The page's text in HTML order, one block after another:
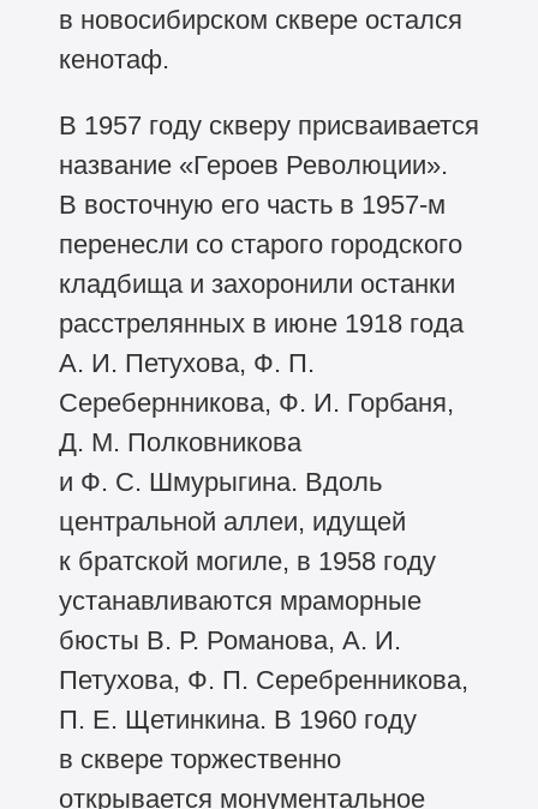
в новосибирском сквере остался
кенотаф.
В 1957 году скверу присваивается
название «Героев Революции».
В восточную его часть в 1957-м
перенесли со старого городского
кладбища и захоронили останки
расстрелянных в июне 1918 года
А. И. Петухова, Ф. П.
Серебернникова, Ф. И. Горбаня,
Д. М. Полковникова
и Ф. С. Шмурыгина. Вдоль
центральной аллеи, идущей
к братской могиле, в 1958 году
устанавливаются мраморные
бюсты В. Р. Романова, А. И.
Петухова, Ф. П. Серебренникова,
П. Е. Щетинкина. В 1960 году
в сквере торжественно
открывается монументальное